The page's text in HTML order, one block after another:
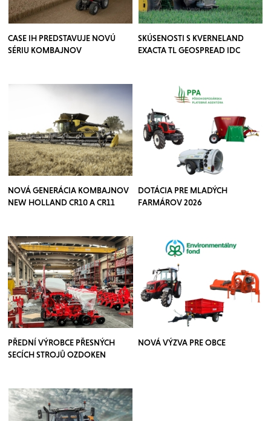
CASE IH PREDSTAVUJE NOVÚ
SÉRIU KOMBAJNOV
SKÚSENOSTI S KVERNELAND
EXACTA TL GEOSPREAD IDC
NOVÁ GENERÁCIA KOMBAJNOV
NEW HOLLAND CR10 A CR11
DOTÁCIA PRE MLADÝCH
FARMÁROV 2026
PŘEDNÍ VÝROBCE PŘESNÝCH
SECÍCH STROJŮ OZDOKEN
NOVÁ VÝZVA PRE OBCE